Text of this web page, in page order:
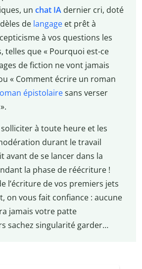
un chat IAdernier cri, doté
de langageet prêt à
à vos questions les
telles que « Pourquoi est-ce
de fiction ne vont jamais
« Comment écrire un roman
épistolairesans verser
à toute heure et les
durant le travail
avant de se lancer dans la
la phase de réécriture !
l’écriture de vos premiers jets
on vous fait confiance : aucune
jamais votre patte
sachez singularité garder…